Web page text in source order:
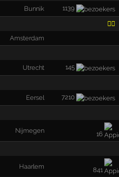
Bunnik 1139
🏳️‍🌈
Amsterdam
Utrecht 145
Eersel 7210
Nijmegen 16
Haarlem 841